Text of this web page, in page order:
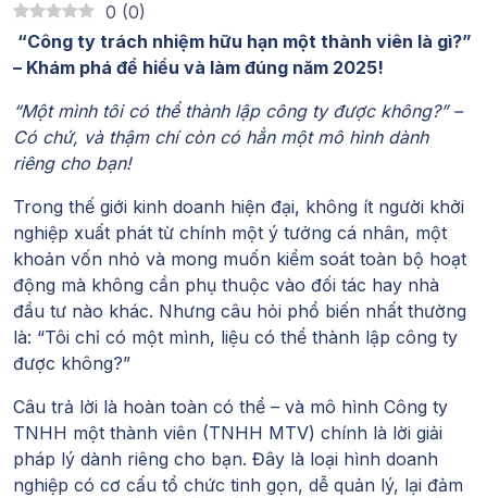
0 (0)
“Công ty trách nhiệm hữu hạn một thành viên là gì?”
– Khám phá để hiểu và làm đúng năm 2025!
“Một mình tôi có thể thành lập công ty được không?” –
Có chứ, và thậm chí còn có hẳn một mô hình dành
riêng cho bạn!
Trong thế giới kinh doanh hiện đại, không ít người khởi
nghiệp xuất phát từ chính một ý tưởng cá nhân, một
khoản vốn nhỏ và mong muốn kiểm soát toàn bộ hoạt
động mà không cần phụ thuộc vào đối tác hay nhà
đầu tư nào khác. Nhưng câu hỏi phổ biến nhất thường
là: “Tôi chỉ có một mình, liệu có thể thành lập công ty
được không?”
Câu trả lời là hoàn toàn có thể – và mô hình Công ty
TNHH một thành viên (TNHH MTV) chính là lời giải
pháp lý dành riêng cho bạn. Đây là loại hình doanh
nghiệp có cơ cấu tổ chức tinh gọn, dễ quản lý, lại đảm